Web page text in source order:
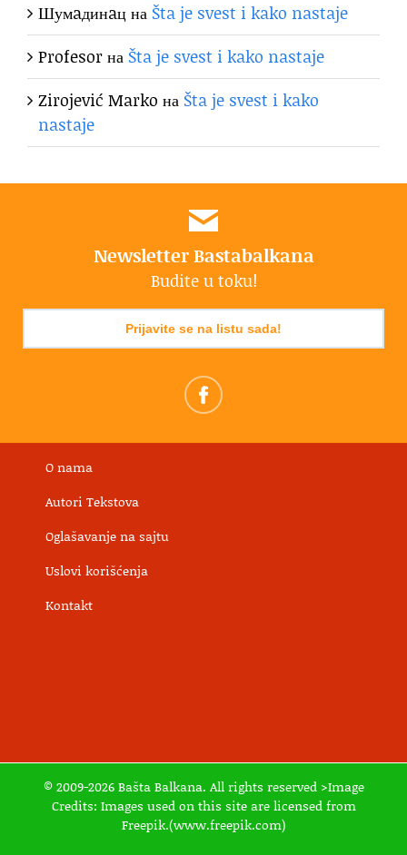
Шумaдинaцна Šta je svest i kako nastaje
Profesorна Šta je svest i kako nastaje
Zirojević Marko на Šta je svest i kako
nastaje
Newsletter Bastabalkana
Budite u toku!
Prijavite se na listu sada!
O nama
Autori Tekstova
Oglašavanje na sajtu
Uslovi korišćenja
Kontakt
© 2009-2026 Bašta Balkana. All rights reserved >Image
Credits: Images used on this site are licensed from
Freepik.(www.freepik.com)